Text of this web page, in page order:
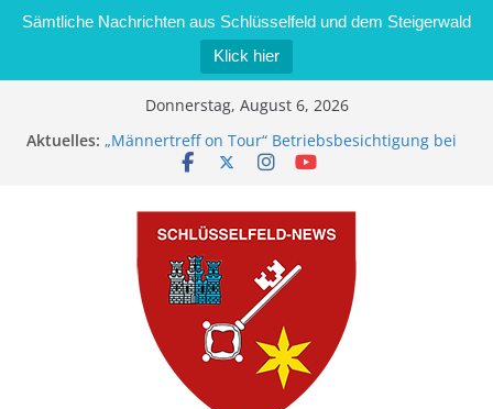
Sämtliche Nachrichten aus Schlüsselfeld und dem Steigerwald
Klick hier
Donnerstag, August 6, 2026
Aktuelles: „Männertreff on Tour“ Betriebsbesichtigung bei
der Schreinerei Zimmermann GmbH
Brand in Sägewerk in Bernroth schnell unter
Kontrolle
Stadt Schlüsselfeld bietet Online-Anmeldung für
Kindergartenplätze an
Dieseldiebstahl im Wert von 600 Euro